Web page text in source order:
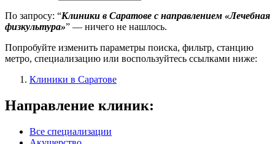
По запросу: “Клиники в Саратове с направлением «Лечебная
физкультура»” — ничего не нашлось.
Попробуйте изменить параметры поиска, фильтр, станцию
метро, специализацию или воспользуйтесь ссылками ниже:
Клиники в Саратове
Направление клиник:
Все специализации